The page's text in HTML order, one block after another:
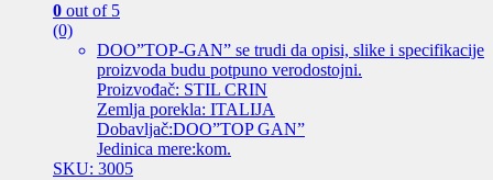
0 out of 5
(0)
DOO”TOP-GAN” se trudi da opisi, slike i specifikacije
proizvoda budu potpuno verodostojni.
Proizvođač: STIL CRIN
Zemlja porekla: ITALIJA
Dobavljač:DOO”TOP GAN”
Jedinica mere:kom.
SKU: 3005